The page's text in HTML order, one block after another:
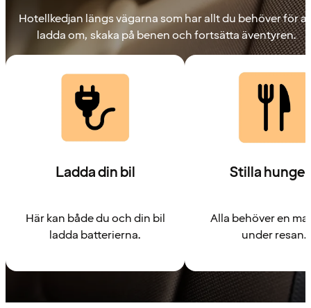
Hotellkedjan längs vägarna som har allt du behöver för
ladda om, skaka på benen och fortsätta äventyren.
Ladda din bil
Här kan både du och din bil
ladda batterierna.
Stilla
Alla behöver en
under resan.